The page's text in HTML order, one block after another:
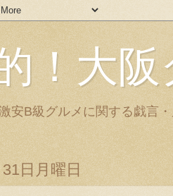
！大
安B級グルメに関する戯言
日月曜日